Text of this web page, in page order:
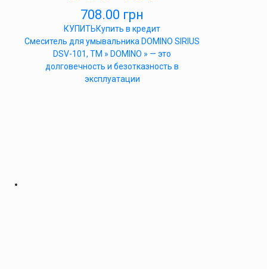
708.00 грн
КУПИТЬКупить в кредит
Cмеситель для умывальника DOMINO SIRIUS
DSV-101, ТМ » DOMINO » — это
долговечность и безотказность в
эксплуатации